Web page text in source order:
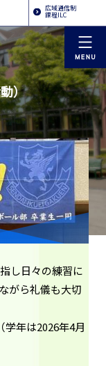
広域通信制
課程ILC
）
し日々の練習に
がら礼儀も大切
年は2026年4月